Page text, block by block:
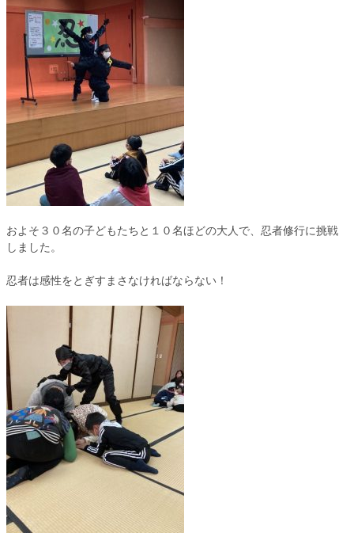
およそ３０名の子どもたちと１０名ほどの大人で、忍者修行に挑戦
しました。
忍者は感性をとぎすまさなければならない！